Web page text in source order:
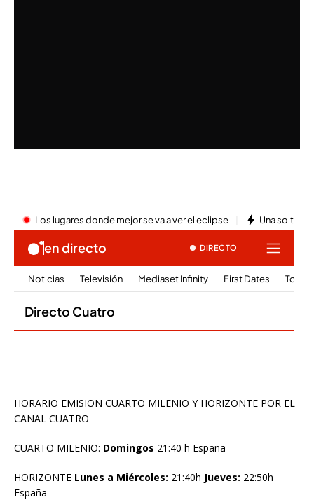
HORARIO EMISION CUARTO MILENIO Y HORIZONTE POR EL
CANAL CUATRO
CUARTO MILENIO: Domingos 21:40 h España
HORIZONTE Lunes a Miércoles: 21:40h Jueves: 22:50h
España